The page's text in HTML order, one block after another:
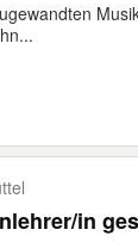
in